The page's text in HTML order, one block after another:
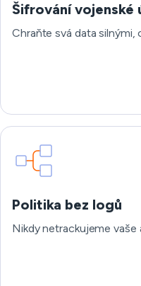
Šifrování vojenské
Chraňte svá data silnými,
Politika bez logů
Nikdy netrackujeme vaše